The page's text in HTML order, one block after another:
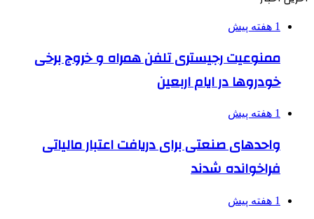
1 هفته پیش
ممنوعیت رجیستری تلفن همراه و خروج برخی
خودروها در ایام اربعین
1 هفته پیش
واحدهای صنعتی برای دریافت اعتبار مالیاتی
فراخوانده شدند
1 هفته پیش